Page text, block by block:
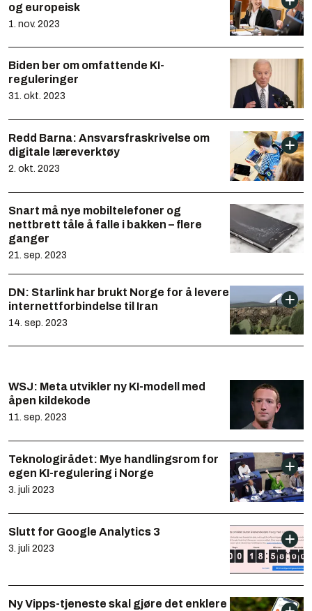
og europeisk
1. nov. 2023
Biden ber om omfattende KI-
reguleringer
31. okt. 2023
Redd Barna: Ansvarsfraskrivelse om
digitale læreverktøy
2. okt. 2023
Snart må nye mobiltelefoner og
nettbrett tåle å falle i bakken – flere
ganger
21. sep. 2023
DN: Starlink har brukt Norge for å levere
internettforbindelse til Iran
14. sep. 2023
WSJ: Meta utvikler ny KI-modell med
åpen kildekode
11. sep. 2023
Teknologirådet: Mye handlingsrom for
egen KI-regulering i Norge
3. juli 2023
Slutt for Google Analytics 3
3. juli 2023
Ny Vipps-tjeneste skal gjøre det enklere